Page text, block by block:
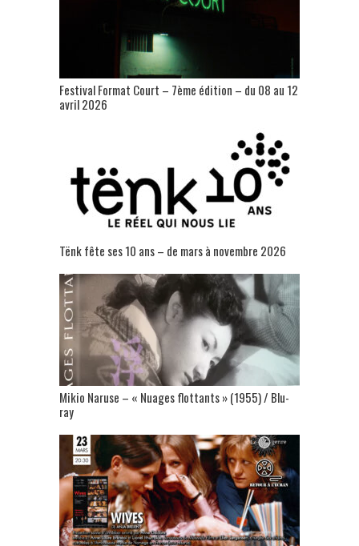
Festival Format Court – 7ème édition – du 08 au 12
avril 2026
Tënk fête ses 10 ans – de mars à novembre 2026
Mikio Naruse – « Nuages flottants » (1955) / Blu-
ray